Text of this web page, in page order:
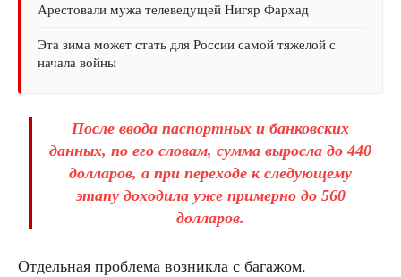
Арестовали мужа телеведущей Нигяр Фархад
Эта зима может стать для России самой тяжелой с
начала войны
После ввода паспортных и банковских
данных, по его словам, сумма выросла до440
долларов, а при переходе к следующему
этапу доходила уже примерно до 560
долларов.
Отдельная проблема возникла с багажом.